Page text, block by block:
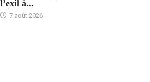
l’exil à...
7 août 2026